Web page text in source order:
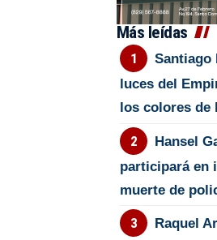
Más leídas
Santiago
luces del
los colores de
Hansel
participará en
muerte de
Raquel